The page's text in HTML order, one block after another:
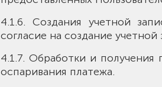
4.1.6. Создания учетной
согласие на создание учетной
4.1.7. Обработки и получения
оспаривания платежа.